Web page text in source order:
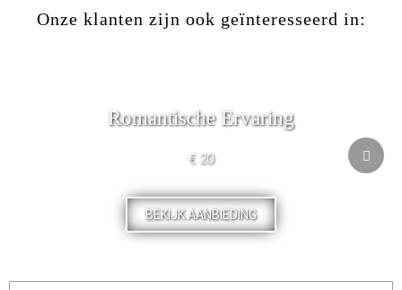
Onze klanten zijn ook geïnteresseerd in:
Romantische Ervaring
€ 20
BEKIJK AANBIEDING